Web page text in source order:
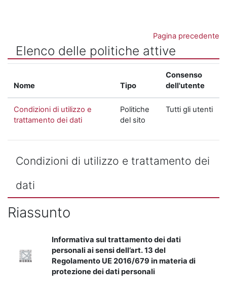
Pagina precedente
Elenco delle politiche attive
Nome Tipo
Consenso
dell'utente
Condizioni di utilizzo e
trattamento dei dati
Politiche
del sito
Tutti gli utenti
Condizioni di utilizzo e trattamento dei
dati
Riassunto
Informativa sul trattamento dei dati
personali ai sensi dell’art. 13 del
Regolamento UE 2016/679 in materia di
protezione dei dati personali